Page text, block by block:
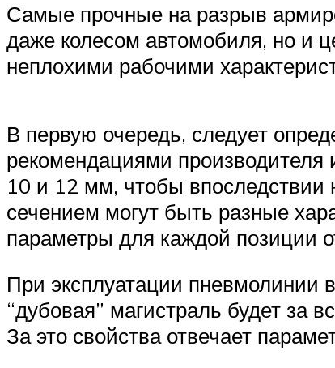
Самые прочные на разрыв
даже колесом автомобиля, но и
неплохими рабочими
В первую очередь, следует
рекомендациями
10 и 12 мм, чтобы впоследствии
сечением могут быть разные
параметры для каждой позиции
При эксплуатации пневмолинии
“дубовая” магистраль будет за
За это свойства отвечает